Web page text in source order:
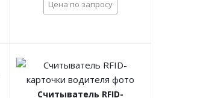
Цена по запросу
Считыватель RFID-